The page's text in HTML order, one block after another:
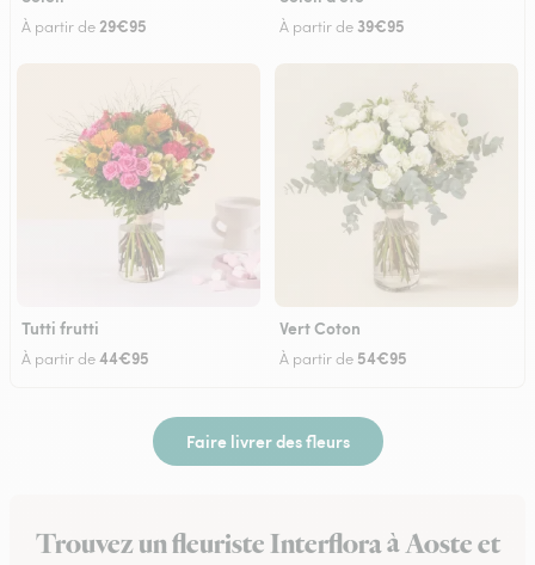
À partir de29€95 À partir de 39€95
Tutti frutti
À partir de44€95
Vert Coton
À partir de 54€95
Faire livrer des fleurs
Trouvez un fleuriste Interflora à Aoste et